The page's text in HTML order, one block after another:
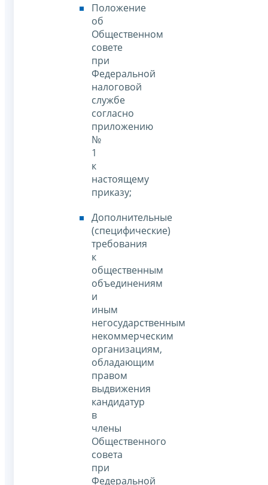
Положение
об
Общественном
совете
при
Федеральной
налоговой
службе
согласно
приложению
№
1
к
настоящему
приказу;
Дополнительные
(специфические)
требования
к
общественным
объединениям
и
иным
негосударственным
некоммерческим
организациям,
обладающим
правом
выдвижения
кандидатур
в
члены
Общественного
совета
при
Федеральной